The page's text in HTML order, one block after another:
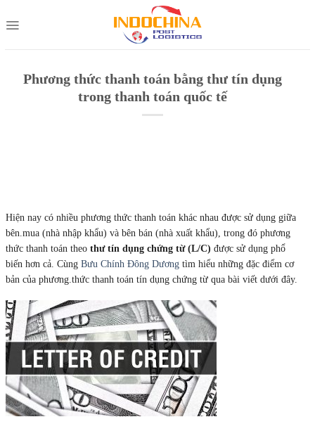
to
Phương thức thanh toán bằng thư tín dụng
trong thanh toán quốc tế
Hiện nay có nhiều phương thức thanh toán khác nhau được sử dụng giữa
bên.mua (nhà nhập khẩu) và bên bán (nhà xuất khẩu), trong đó phương
thức thanh toán theo thư tín dụng chứng từ (L/C) được sử dụng phổ
biến hơn cả. Cùng Bưu Chính Đông Dương tìm hiểu những đặc điểm cơ
bản của phương.thức thanh toán tín dụng chứng từ qua bài viết dưới đây.